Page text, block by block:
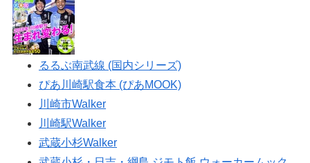
るるぶ南武線 (国内シリーズ)
ぴあ川崎駅食本 (ぴあMOOK)
川崎市Walker
川崎駅Walker
武蔵小杉Walker